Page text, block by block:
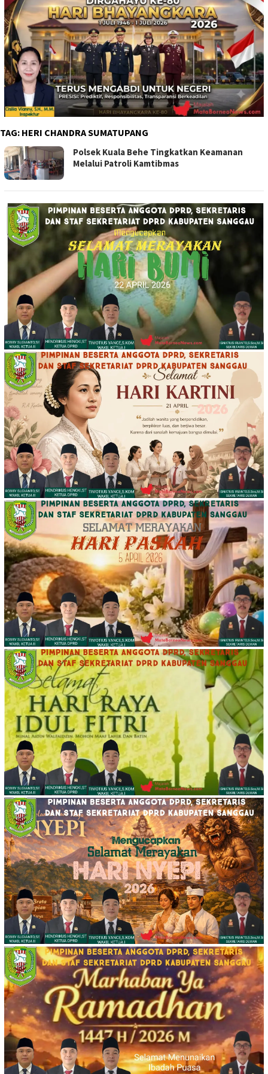
TAG: HERI CHANDRA SUMATUPANG
Polsek Kuala Behe Tingkatkan Keamanan
Melalui Patroli Kamtibmas